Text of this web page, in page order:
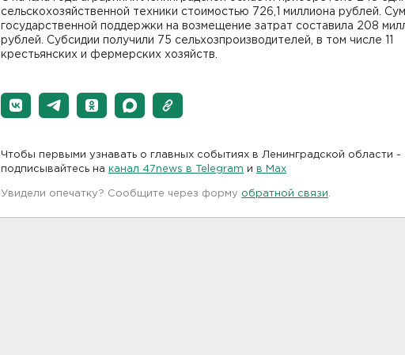
сельскохозяйственной техники стоимостью 726,1 миллиона рублей.
государственной поддержки на возмещение затрат составила 208
рублей. Субсидии получили 75 сельхозпроизводителей, в том числе 11
крестьянских и фермерских хозяйств.
Чтобы первыми узнавать о главных событиях в Ленинградской области -
подписывайтесь на канал 47news в Telegram и в Maх
Увидели опечатку? Сообщите через форму обратной связи